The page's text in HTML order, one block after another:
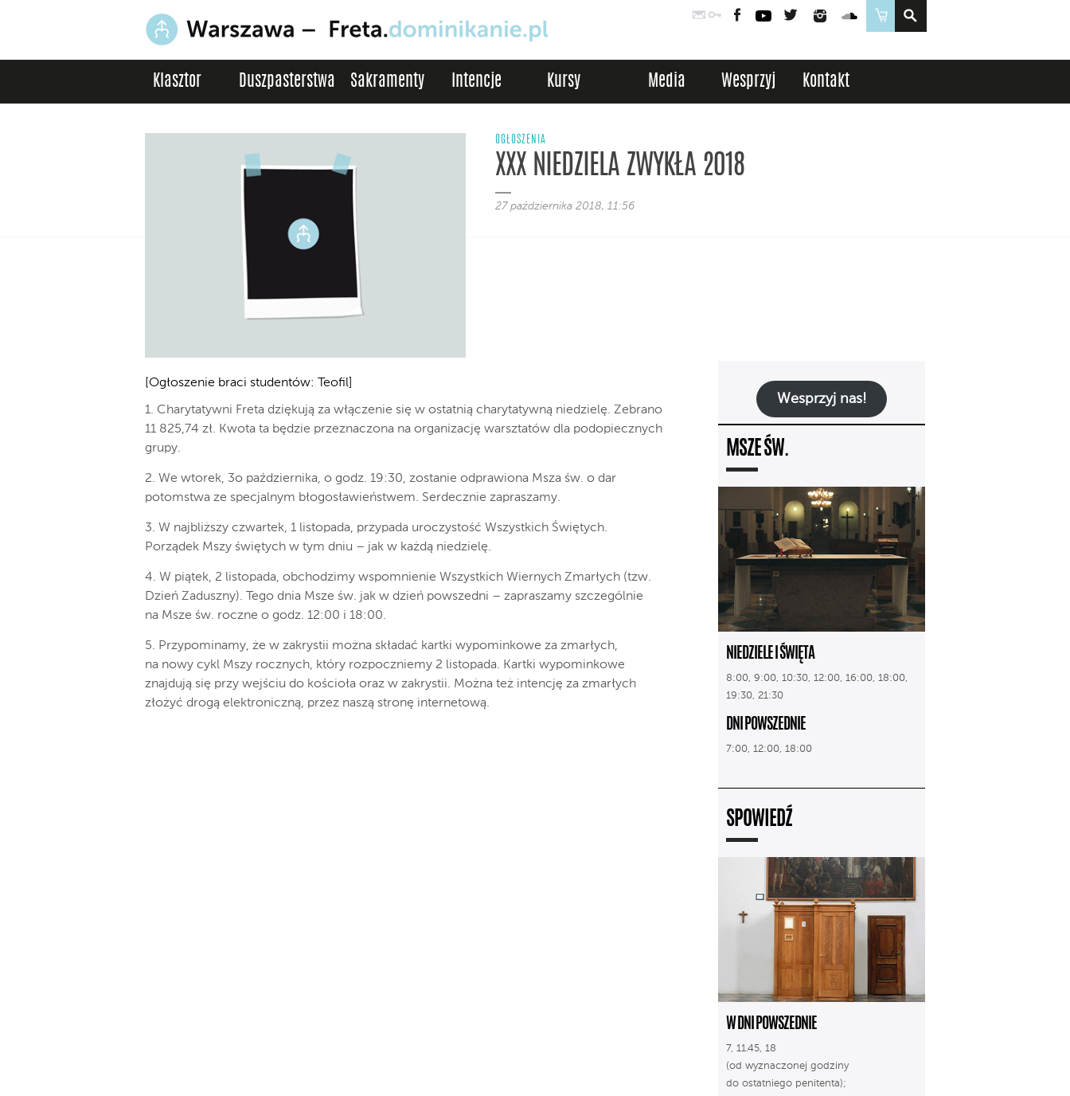
PocztaLogowanie
FacebookYouTubeTwitter InstagramSoundCloud
Sklep
Klasztor Duszpasterstwa Sakramenty Intencje Kursy Media Wesprzyj Kontakt
OGŁOSZENIA
XXX NIEDZIELA ZWYKŁA 2018
27 października 2018, 11:56
[Ogłoszenie braci studentów: Teofil]
1. Charytatywni Freta dziękują za włączenie się w ostatnią charytatywną niedzielę. Zebrano
11 825,74 zł. Kwota ta będzie przeznaczona na organizację warsztatów dla podopiecznych
grupy.
2. We wtorek, 3o października, o godz. 19:30, zostanie odprawiona Msza św. o dar
potomstwa ze specjalnym błogosławieństwem. Serdecznie zapraszamy.
3. W najbliższy czwartek, 1 listopada, przypada uroczystość Wszystkich Świętych.
Porządek Mszy świętych w tym dniu – jak w każdą niedzielę.
4. W piątek, 2 listopada, obchodzimy wspomnienie Wszystkich Wiernych Zmarłych (tzw.
Dzień Zaduszny). Tego dnia Msze św. jak w dzień powszedni – zapraszamy szczególnie
na Msze św. roczne o godz. 12:00 i 18:00.
5. Przypominamy, że w zakrystii można składać kartki wypominkowe za zmarłych,
na nowy cykl Mszy rocznych, który rozpoczniemy 2 listopada. Kartki wypominkowe
znajdują się przy wejściu do kościoła oraz w zakrystii. Można też intencję za zmarłych
złożyć drogą elektroniczną, przez naszą stronę internetową.
Wesprzyj nas!
MSZE ŚW.
NIEDZIELE I ŚWIĘTA
8:00, 9:00, 10:30, 12:00, 16:00, 18:00,
19:30, 21:30
DNI POWSZEDNIE
7:00, 12:00, 18:00
SPOWIEDŹ
W DNI POWSZEDNIE
7, 11.45, 18
(od wyznaczonej godziny
do ostatniego penitenta);